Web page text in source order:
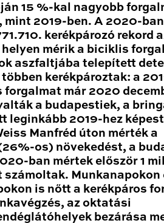
15 %-kal nagyobb
mint 2019-ben. A 2020-ban
kerékpározó rekord
helyen mérik a biciklis
aszfaltjába telepített
kerékpároztak: a
forgalmat már 2020
a budapestiek, a
leginkább 2019-hez
Manfréd úton mérték a
os) növekedést, a
ban mértek először 1
számoltak. Munkanapokon
is nőtt a kerékpáros
az oktatási
bezárása